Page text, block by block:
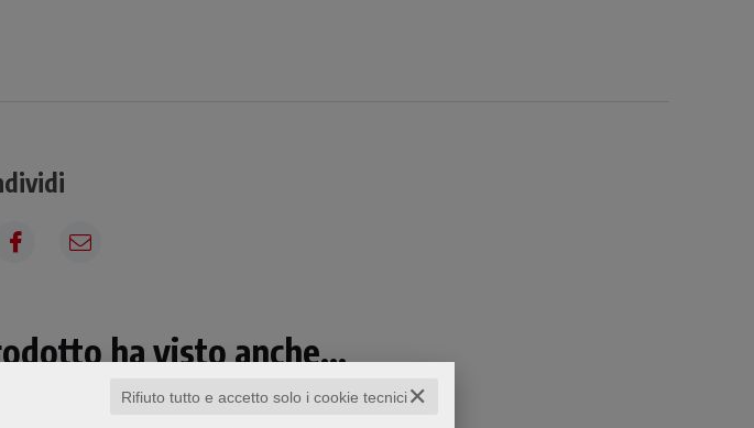
✕
Rifiuto tutto e accetto solo i cookie tecnici
ha visto anche...